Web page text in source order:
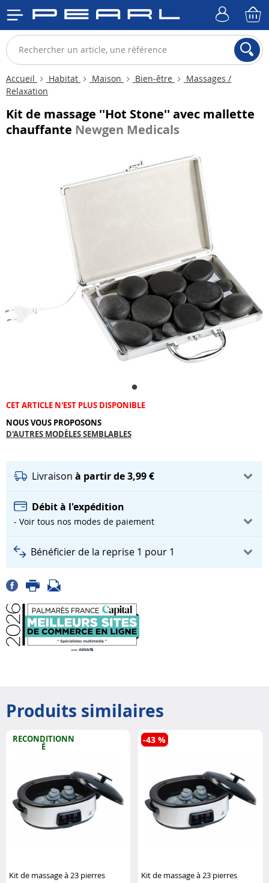
Accueil Habitat Maison Bien-être
Massages /
Relaxation
Kit de massage ''Hot Stone'' avec mallette
chauffante Newgen Medicals
CET ARTICLE N'EST PLUS DISPONIBLE
NOUS VOUS PROPOSONS
D'AUTRES MODÈLES SEMBLABLES
Livraison à partir de 3,99 €
Débit à l'expédition
- Voir tous nos modes de paiement
Bénéficier de la reprise 1 pour 1
Produits similaires
RECONDITIONN
É
Kit de massage à 23 pierres
Kit de massage à 23 pierres
-43 %